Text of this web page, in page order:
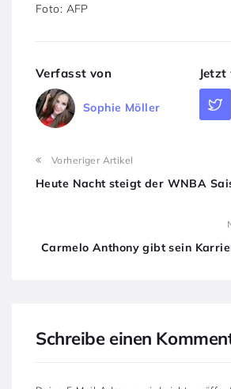
Foto: AFP
Verfasst von
Sophie Möller
Vorheriger Artikel
Heute Nacht steigt der WNBA
Carmelo Anthony gibt sein
Schreibe einen